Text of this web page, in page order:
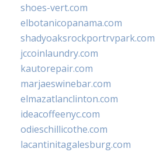
shoes-vert.com
elbotanicopanama.com
shadyoaksrockportrvpark.com
jccoinlaundry.com
kautorepair.com
marjaeswinebar.com
elmazatlanclinton.com
ideacoffeenyc.com
odieschillicothe.com
lacantinitagalesburg.com